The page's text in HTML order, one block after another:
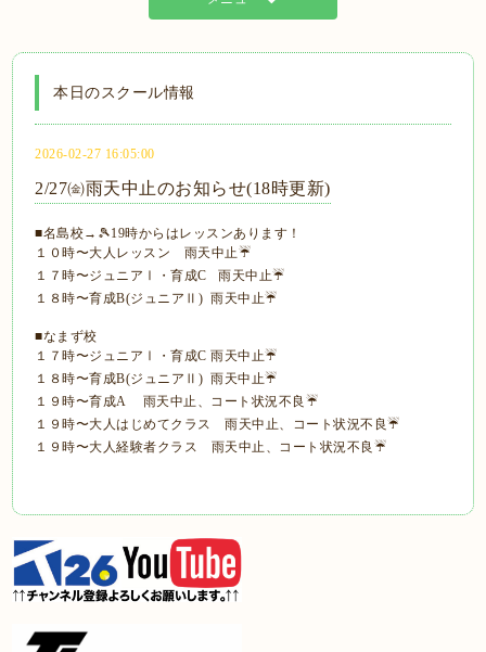
本日のスクール情報
2026-02-27 16:05:00
2/27㈮雨天中止のお知らせ(18時更新)
■名島校→🎾19時からはレッスンあります！
１０時〜大人レッスン 雨天中止☔
１７時〜ジュニアⅠ・育成C 雨天中止☔
１８時〜育成B(ジュニアⅡ) 雨天中止☔
■なまず校
１７時〜ジュニアⅠ・育成C 雨天中止☔
１８時〜育成B(ジュニアⅡ) 雨天中止☔
１９時〜育成A 雨天中止、コート状況不良☔
１９時〜大人はじめてクラス 雨天中止、コート状況不良☔
１９時〜大人経験者クラス 雨天中止、コート状況不良☔